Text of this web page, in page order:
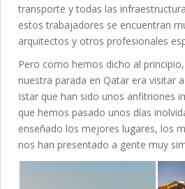
transporte y todas las
estos trabajadores se encuentran
arquitectos y otros profesionales
Pero como hemos dicho al
nuestra parada en Qatar era visitar
Istar que han sido unos anfitriones
que hemos pasado unos días
enseñado los mejores lugares, los
nos han presentado a gente muy